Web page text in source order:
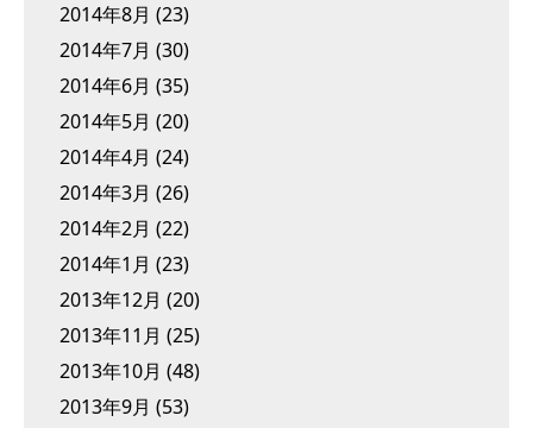
2014年8月 (23)
2014年7月 (30)
2014年6月 (35)
2014年5月 (20)
2014年4月 (24)
2014年3月 (26)
2014年2月 (22)
2014年1月 (23)
2013年12月 (20)
2013年11月 (25)
2013年10月 (48)
2013年9月 (53)